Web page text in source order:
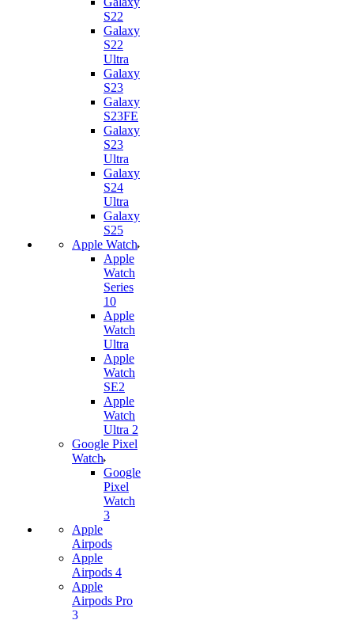
S22
Galaxy
S22
Ultra
Galaxy
S23
Galaxy
S23FE
Galaxy
S23
Ultra
Galaxy
S24
Ultra
Galaxy
S25
Apple Watch
Apple
Watch
Series
10
Apple
Watch
Ultra
Apple
Watch
SE2
Apple
Watch
Ultra 2
Google Pixel
Watch
Google
Pixel
Watch
3
Apple
Airpods
Apple
Airpods 4
Apple
Airpods Pro
3